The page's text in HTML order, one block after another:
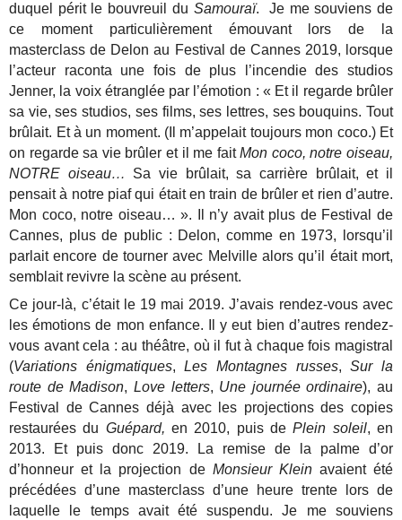
duquel périt le bouvreuil du Samouraï. Je me souviens de
ce moment particulièrement émouvant lors de la
masterclass de Delon au Festival de Cannes 2019, lorsque
l’acteur raconta une fois de plus l’incendie des studios
Jenner, la voix étranglée par l’émotion : « Et il regarde brûler
sa vie, ses studios, ses films, ses lettres, ses bouquins. Tout
brûlait. Et à un moment. (Il m’appelait toujours mon coco.) Et
on regarde sa vie brûler et il me faitMon coco, notre oiseau,
NOTRE oiseau…
Sa vie brûlait, sa carrière brûlait, et il
pensait à notre piaf qui était en train de brûler et rien d’autre.
Mon coco, notre oiseau… ». Il n’y avait plus de Festival de
Cannes, plus de public : Delon, comme en 1973, lorsqu’il
parlait encore de tourner avec Melville alors qu’il était mort,
semblait revivre la scène au présent.
Ce jour-là, c’était le 19 mai 2019. J’avais rendez-vous avec
les émotions de mon enfance. Il y eut bien d’autres rendez-
vous avant cela : au théâtre, où il fut à chaque fois magistral
(Variations énigmatiques,Les Montagnes russes,Sur la
route de Madison, Love letters, Une journée ordinaire), au
Festival de Cannes déjà avec les projections des copies
restaurées du Guépard, en 2010, puis dePlein soleil, en
2013. Et puis donc 2019. La remise de la palme d’or
d’honneur et la projection de Monsieur Kleinavaient été
précédées d’une masterclass d’une heure trente lors de
laquelle le temps avait été suspendu. Je me souviens